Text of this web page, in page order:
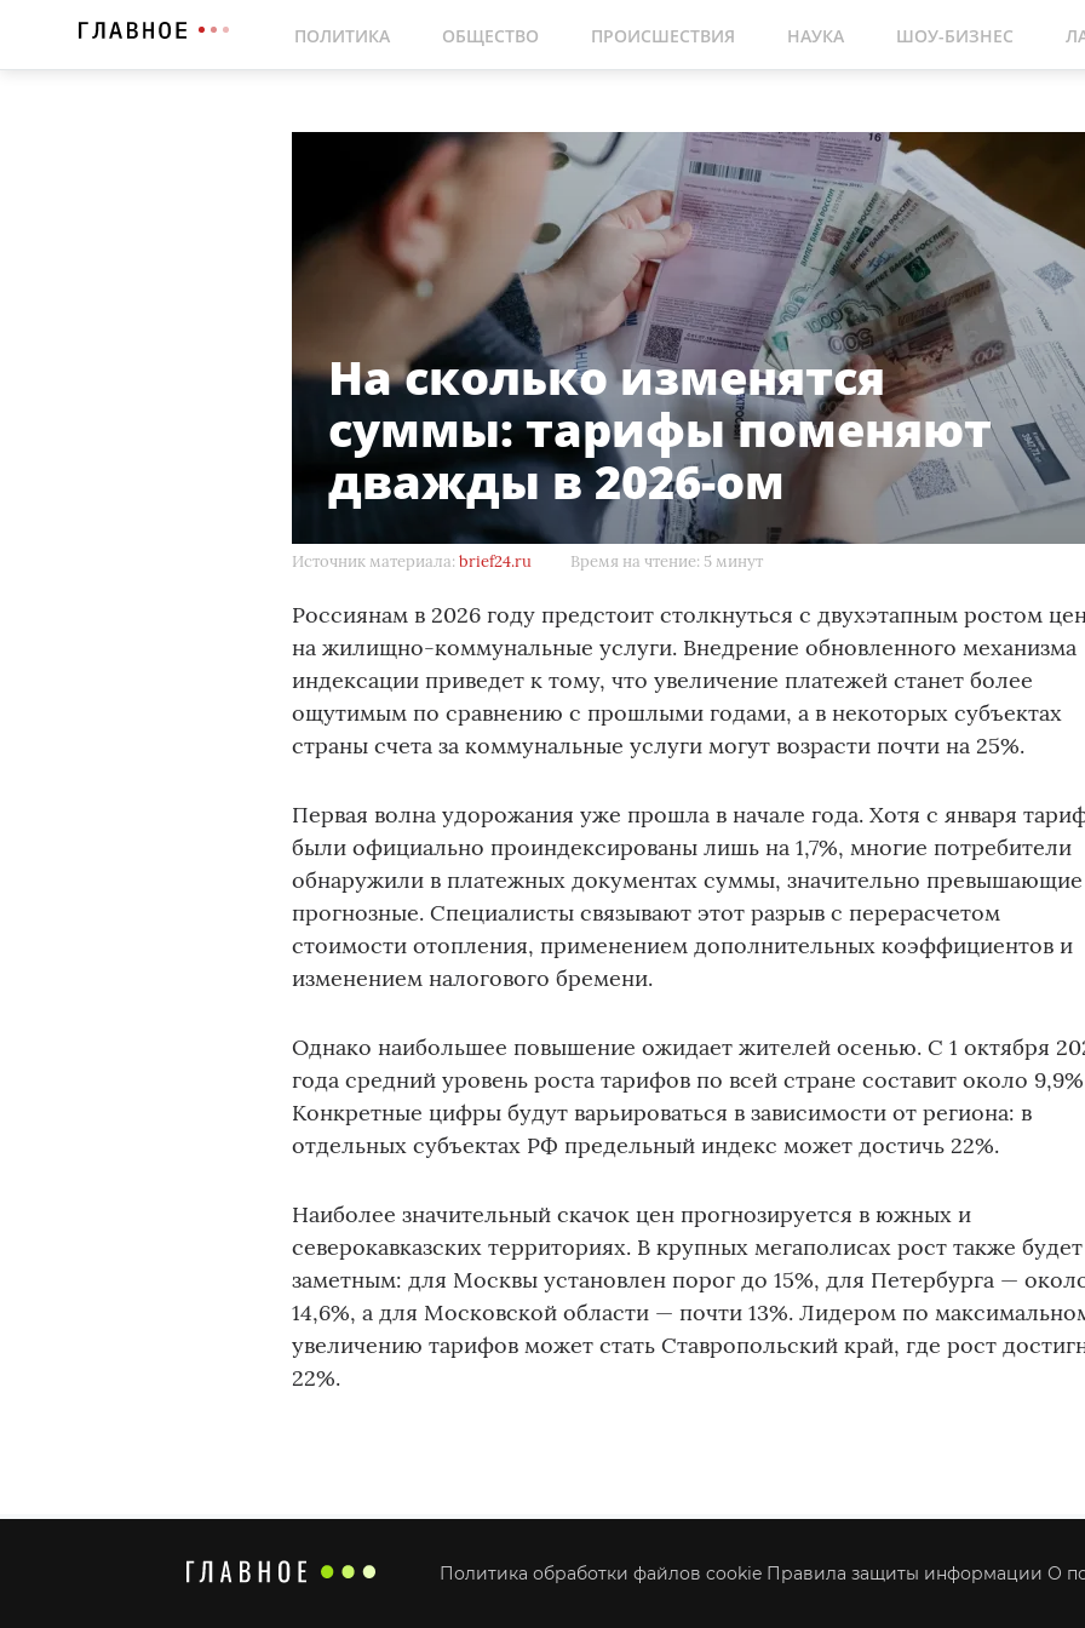
ПОЛИТИКА ОБЩЕСТВО ПРОИСШЕСТВИЯ НАУКА ШОУ-БИЗНЕС
На сколько изменятся
суммы: тарифы поменяют
дважды в 2026-ом
Источник материала:brief24.ru Время на чтение: 5 минут
Россиянам в 2026 году предстоит столкнуться с двухэтапным ростом
на жилищно-коммунальные услуги. Внедрение обновленного механизма
индексации приведет к тому, что увеличение платежей станет более
ощутимым по сравнению с прошлыми годами, а в некоторых субъектах
страны счета за коммунальные услуги могут возрасти почти на 25%.
Первая волна удорожания уже прошла в начале года. Хотя с января
были официально проиндексированы лишь на 1,7%, многие потребители
обнаружили в платежных документах суммы, значительно превышающие
прогнозные. Специалисты связывают этот разрыв с перерасчетом
стоимости отопления, применением дополнительных коэффициентов и
изменением налогового бремени.
Однако наибольшее повышение ожидает жителей осенью. С 1 октября
года средний уровень роста тарифов по всей стране составит около
Конкретные цифры будут варьироваться в зависимости от региона: в
отдельных субъектах РФ предельный индекс может достичь 22%.
Наиболее значительный скачок цен прогнозируется в южных и
северокавказских территориях. В крупных мегаполисах рост также будет
заметным: для Москвы установлен порог до 15%, для Петербурга —
14,6%, а для Московской области — почти 13%. Лидером по
увеличению тарифов может стать Ставропольский край, где рост
22%.
Политика обработки файлов cookie Правила защиты информации О